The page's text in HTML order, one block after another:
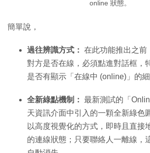
online 狀態。
簡單說，
過往辨識方式： 在此功能推出之前
對方是否在線，必須點進對話框，
是否有顯示「在線中 (online)」的細
全新綠點機制： 最新測試的「
天資訊介面中引入的一顆全新綠色
以高度視覺化的方式，即時且直接
的連線狀態；只要聯絡人一離線，